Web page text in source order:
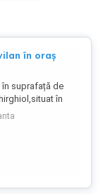
în oraș
în suprafață de
în
Sf.Maria din
intabulare.
în intravilanul
( numai dacă